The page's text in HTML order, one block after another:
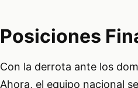
Posiciones
Con la derrota ante los
Ahora, el equipo nacional